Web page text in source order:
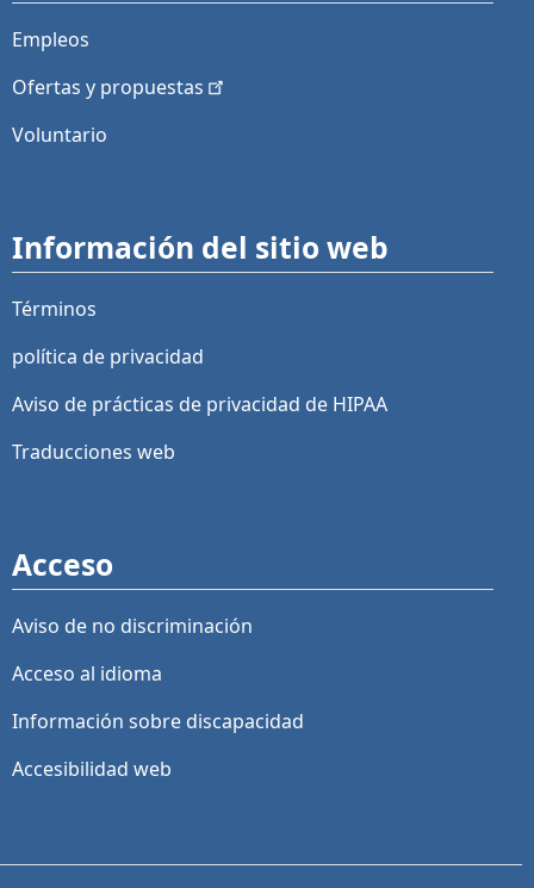
Empleos
Ofertas y propuestas
Voluntario
Información del sitio web
Términos
política de privacidad
Aviso de prácticas de privacidad de HIPAA
Traducciones web
Acceso
Aviso de no discriminación
Acceso al idioma
Información sobre discapacidad
Accesibilidad web